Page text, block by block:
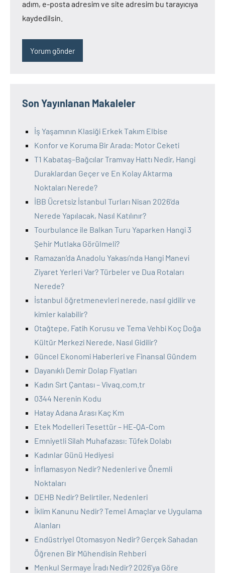
adım, e-posta adresim ve site adresim bu tarayıcıya
kaydedilsin.
Son Yayınlanan Makaleler
İş Yaşamının Klasiği Erkek Takım Elbise
Konfor ve Koruma Bir Arada: Motor Ceketi
T1 Kabataş–Bağcılar Tramvay Hattı Nedir, Hangi
Duraklardan Geçer ve En Kolay Aktarma
Noktaları Nerede?
İBB Ücretsiz İstanbul Turları Nisan 2026’da
Nerede Yapılacak, Nasıl Katılınır?
Tourbulance ile Balkan Turu Yaparken Hangi 3
Şehir Mutlaka Görülmeli?
Ramazan’da Anadolu Yakası’nda Hangi Manevi
Ziyaret Yerleri Var? Türbeler ve Dua Rotaları
Nerede?
İstanbul öğretmenevleri nerede, nasıl gidilir ve
kimler kalabilir?
Otağtepe, Fatih Korusu ve Tema Vehbi Koç Doğa
Kültür Merkezi Nerede, Nasıl Gidilir?
Güncel Ekonomi Haberleri ve Finansal Gündem
Dayanıklı Demir Dolap Fiyatları
Kadın Sırt Çantası – Vivaq.com.tr
0344 Nerenin Kodu
Hatay Adana Arası Kaç Km
Etek Modelleri Tesettür – HE-QA-Com
Emniyetli Silah Muhafazası: Tüfek Dolabı
Kadınlar Günü Hediyesi
İnflamasyon Nedir? Nedenleri ve Önemli
Noktaları
DEHB Nedir? Belirtiler, Nedenleri
İklim Kanunu Nedir? Temel Amaçlar ve Uygulama
Alanları
Endüstriyel Otomasyon Nedir? Gerçek Sahadan
Öğrenen Bir Mühendisin Rehberi
Menkul Sermaye İradı Nedir? 2026’ya Göre